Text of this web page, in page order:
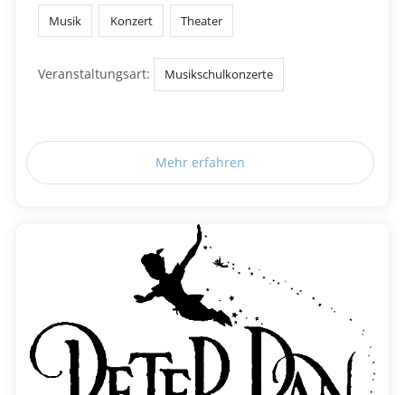
Musik Konzert Theater
Veranstaltungsart: Musikschulkonzerte
Mehr erfahren